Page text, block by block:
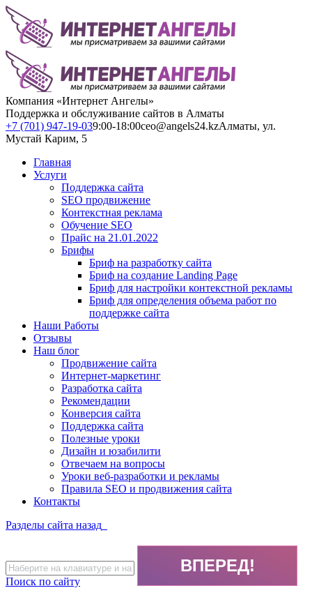
Компания «Интернет Ангелы»
Поддержка и обслуживание сайтов в Алматы
+7 (701) 947-19-039:00-18:00ceo@angels24.kzАлматы, ул.
Мустай Карим, 5
Главная
Услуги
Поддержка сайта
SEO продвижение
Контекстная реклама
Обучение SEO
Прайс на 21.01.2022
Брифы
Бриф на разработку сайта
Бриф на создание Landing Page
Бриф для настройки контекстной рекламы
Бриф для определения объема работ по
поддержке сайта
Наши Работы
Отзывы
Наш блог
Продвижение сайта
Интернет-маркетинг
Разработка сайта
Рекомендации
Конверсия сайта
Поддержка сайта
Полезные уроки
Дизайн и юзабилити
Отвечаем на вопросы
Уроки веб-разработки и рекламы
Правила SEO и продвижения сайта
Контакты
Разделы сайта назад
Поиск по сайту